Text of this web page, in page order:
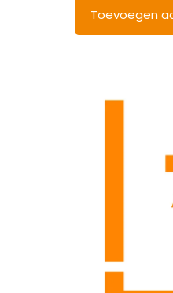
Toevoegen